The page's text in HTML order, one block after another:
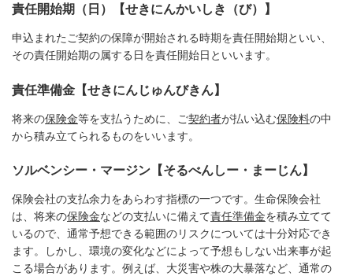
責任開始期（日）【せきにんかいしき（び）】
申込まれたご契約の保障が開始される時期を責任開始期といい、
その責任開始期の属する日を責任開始日といいます。
責任準備金【せきにんじゅんびきん】
将来の保険金等を支払うために、ご契約者が払い込む保険料の中
から積み立てられるものをいいます。
ソルベンシー・マージン【そるべんしー・まーじん】
保険会社の支払余力をあらわす指標の一つです。生命保険会社
は、将来の保険金などの支払いに備えて責任準備金を積み立てて
いるので、通常予想できる範囲のリスクについては十分対応でき
ます。しかし、環境の変化などによって予想もしない出来事が起
こる場合があります。例えば、大災害や株の大暴落など、通常の